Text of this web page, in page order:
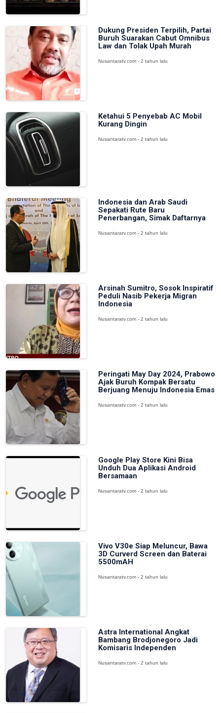
Dukung Presiden Terpilih, Partai
Buruh Suarakan Cabut Omnibus
Law dan Tolak Upah Murah
Nusantaratv.com - 2 tahun lalu
Ketahui 5 Penyebab AC Mobil
Kurang Dingin
Nusantaratv.com - 2 tahun lalu
Indonesia dan Arab Saudi
Sepakati Rute Baru
Penerbangan, Simak Daftarnya
Nusantaratv.com - 2 tahun lalu
Arsinah Sumitro, Sosok Inspiratif
Peduli Nasib Pekerja Migran
Indonesia
Nusantaratv.com - 2 tahun lalu
Peringati May Day 2024, Prabowo
Ajak Buruh Kompak Bersatu
Berjuang Menuju Indonesia Emas
Nusantaratv.com - 2 tahun lalu
Google Play Store Kini Bisa
Unduh Dua Aplikasi Android
Bersamaan
Nusantaratv.com - 2 tahun lalu
Vivo V30e Siap Meluncur, Bawa
3D Curverd Screen dan Baterai
5500mAH
Nusantaratv.com - 2 tahun lalu
Astra International Angkat
Bambang Brodjonegoro Jadi
Komisaris Independen
Nusantaratv.com - 2 tahun lalu